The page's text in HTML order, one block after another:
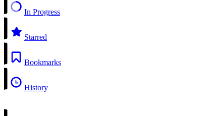
In Progress
Starred
Bookmarks
History